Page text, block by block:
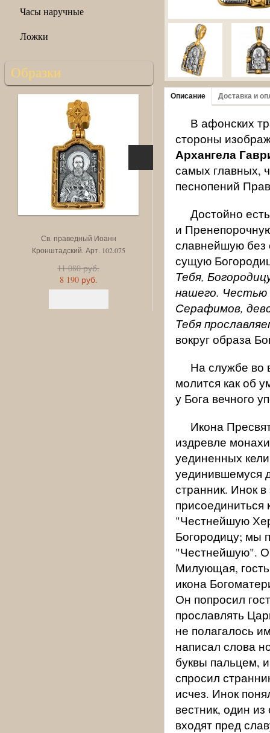
Часы наручные
Ложки
Образки
Св. праведный Иоанн
Кронштадский. Арт. 102.075
11 080 руб.
8 190 руб.
Икона Божией Матери.
Серафимо-Дивеевская.
102.068
10 660 руб.
7 880 руб.
Описание Доставка и
В афонских
стороны
Архангела
самых главных,
песнопений
Достойно
и
славнейшую
сущую
Тебя,
нашего. Честью
Серафимов,
Тебя
вокруг образа
На службе во
молится как об
у Бога вечного
Икона
издревле
уединенных
уединившемуся
странник. Инок
"Честнейшую
Богородицу; мы
"Честнейшую".
Милующая,
икона
Он попросил
прославлять
не полагалось
написал слова
буквы пальцем,
спросил
исчез. Инок
вестник, один
входят пред